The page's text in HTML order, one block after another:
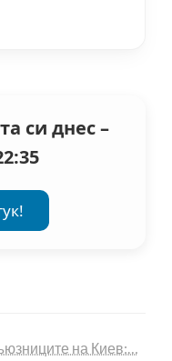
си днес –
на Киев:…